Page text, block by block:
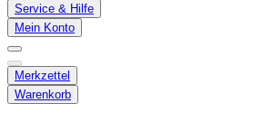
Service & Hilfe
Mein Konto
Merkzettel
Warenkorb